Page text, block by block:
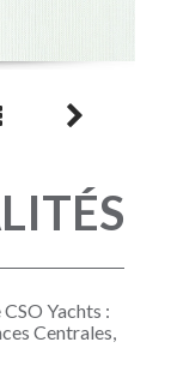
Yachts :
Centrales,